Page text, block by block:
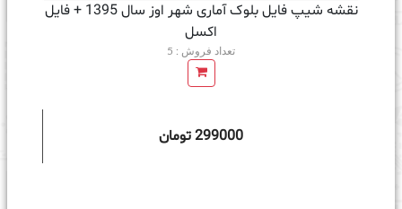
نقشه شیپ فایل بلوک آماری شهر اوز سال 1395 + فايل
اكسل
تعداد فروش : 5
299000 تومان